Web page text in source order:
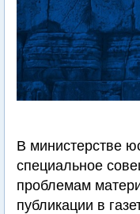
В министерстве
специальное
проблемам
публикации в